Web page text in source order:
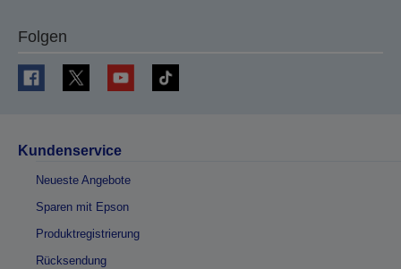
Folgen
Kundenservice
Neueste Angebote
Sparen mit Epson
Produktregistrierung
Rücksendung